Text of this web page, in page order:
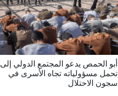
أبو الحمص يدعو المجتمع الدولي إلى
تحمل مسؤولياته تجاه الأسرى في
سجون الاحتلال